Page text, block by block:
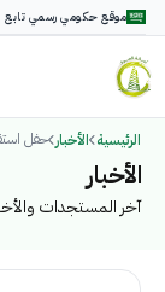
موقع حكومي رسمي تابع
الرئيسية الأخبار حفل
الأخبار
آخر المستجدات